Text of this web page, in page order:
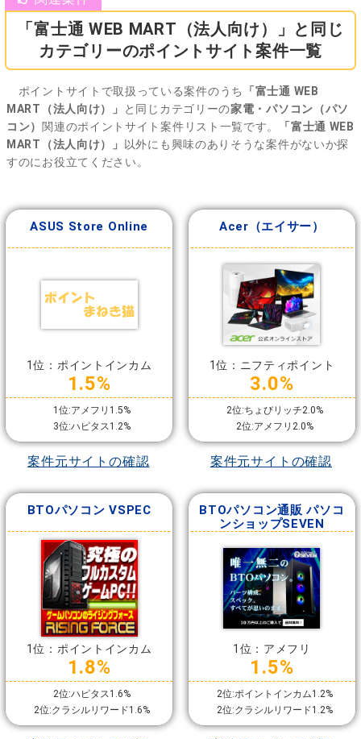
「富士通 WEB MART（法人向け）」と同じ
カテゴリーのポイントサイト案件一覧
ポイントサイトで取扱っている案件のうち
「富士通 WEB
MART（法人向け）」
と同じカテゴリーの家電・パソコン（パソ
コン） 関連のポイントサイト案件リスト一覧です。
「富士通 WEB
MART（法人向け）」
以外にも興味のありそうな案件がないか探
すのにお役立てください。
ASUS Store Online
1位：ポイントインカム
1.5%
1位:アメフリ1.5%
3位:ハピタス1.2%
案件元サイトの確認
Acer（エイサー）
1位：ニフティポイント
3.0%
2位:ちょびリッチ2.0%
2位:アメフリ2.0%
案件元サイトの確認
BTOパソコン VSPEC
1位：ポイントインカム
1.8%
2位:ハピタス1.6%
2位:クラシルリワード1.6%
BTOパソコン通販 パソコ
ンショップSEVEN
1位：アメフリ
1.5%
2位:ポイントインカム1.2%
2位:クラシルリワード1.2%